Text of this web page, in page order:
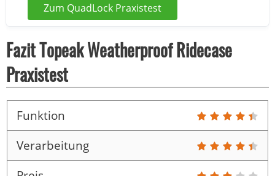
Zum QuadLock Praxistest
Fazit Topeak Weatherproof Ridecase
Praxistest
Funktion
Verarbeitung